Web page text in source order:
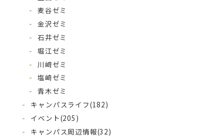
麦谷ゼミ
金沢ゼミ
石井ゼミ
堀江ゼミ
川﨑ゼミ
塩崎ゼミ
青木ゼミ
キャンパスライフ(182)
イベント(205)
キャンパス周辺情報(32)